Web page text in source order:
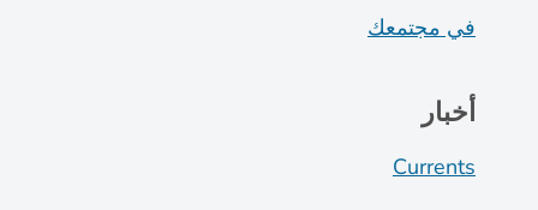
في مجتمعك
أخبار
Currents